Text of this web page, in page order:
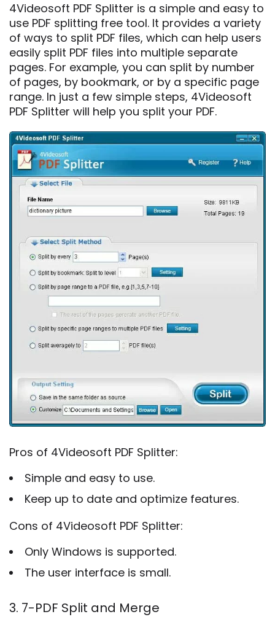
4Videosoft PDF Splitter is a simple and easy to
use PDF splitting free tool. It provides a variety
of ways to split PDF files, which can help users
easily split PDF files into multiple separate
pages. For example, you can split by number
of pages, by bookmark, or by a specific page
range. In just a few simple steps, 4Videosoft
PDF Splitter will help you split your PDF.
Pros of 4Videosoft PDF Splitter:
Simple and easy to use.
Keep up to date and optimize features.
Cons of 4Videosoft PDF Splitter:
Only Windows is supported.
The user interface is small.
3. 7-PDF Split and Merge